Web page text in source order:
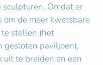
Omdat er
de meer kwetsbare
stellen (het
gesloten paviljoen),
uit te breiden en een